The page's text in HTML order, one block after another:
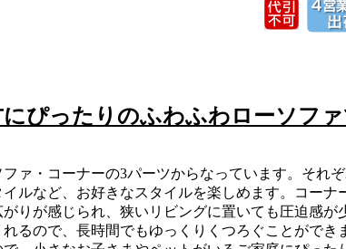
ぴったりのふわふわローソファ
ァ・コーナーの3パーツからなっています。それ
など、お好きなスタイルを楽しめます。コーナ
りが感じられ、狭いリビングに置いても圧迫感が
るので、長時間でもゆっくりくつろぐことができ